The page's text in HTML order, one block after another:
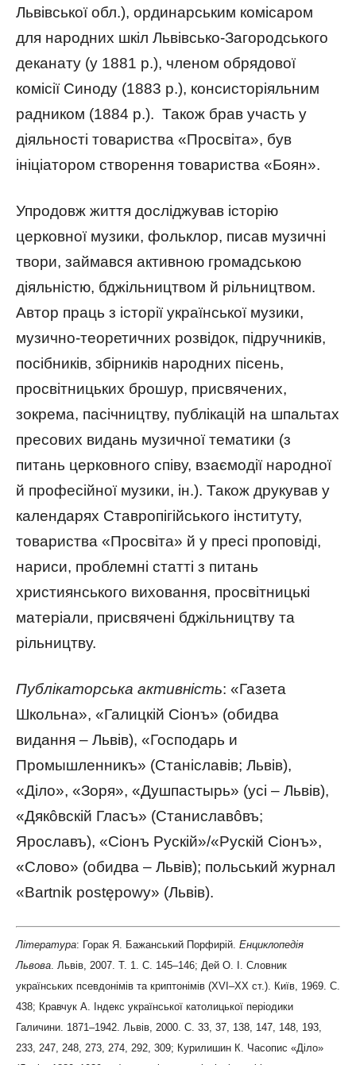
Львівської обл.), ординарським комісаром
для народних шкіл Львівсько-Загородського
деканату (у 1881 р.), членом обрядової
комісії Синоду (1883 р.), консисторіяльним
радником (1884 р.). Також брав участь у
діяльності товариства «Просвіта», був
ініціатором створення товариства «Боян».
Упродовж життя досліджував історію
церковної музики, фольклор, писав музичні
твори, займався активною громадською
діяльністю, бджільництвом й рільництвом.
Автор праць з історії української музики,
музично-теоретичних розвідок, підручників,
посібників, збірників народних пісень,
просвітницьких брошур, присвячених,
зокрема, пасічництву, публікацій на шпальтах
пресових видань музичної тематики (з
питань церковного співу, взаємодії народної
й професійної музики, ін.). Також друкував у
календарях Ставропігійського інституту,
товариства «Просвіта» й у пресі проповіді,
нариси, проблемні статті з питань
християнського виховання, просвітницькі
матеріали, присвячені бджільництву та
рільництву.
Публікаторська активність: «Газета
Школьна», «Галицкій Сіонъ» (обидва
видання – Львів), «Господарь и
Промышленникъ» (Станіславів; Львів),
«Діло», «Зоря», «Душпастырь» (усі – Львів),
«Дякôвскій Гласъ» (Станиславôвъ;
Ярославъ), «Сіонъ Рускій»/«Рускій Сіонъ»,
«Слово» (обидва – Львів); польський журнал
«Bartnik postępowy» (Львів).
Література: Горак Я. Бажанський Порфирій. Енциклопедія
Львова . Львів, 2007. Т. 1. С. 145–146; Дей О. І. Словник
українських псевдонімів та криптонімів (ХVI–ХХ ст.). Київ, 1969. С.
438; Кравчук А. Індекс української католицької періодики
Галичини. 1871–1942. Львів, 2000. С. 33, 37, 138, 147, 148, 193,
233, 247, 248, 273, 274, 292, 309; Курилишин К. Часопис «Діло»